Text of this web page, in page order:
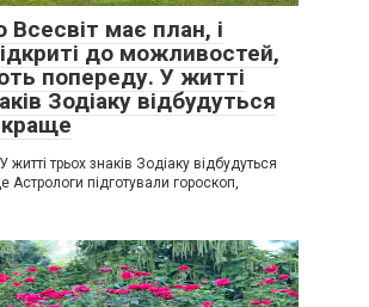
Всесвіт має план, і
до можливостей,
попереду. У житті
Зодіаку відбудуться
краще
трьох знаків Зодіаку відбудуться
Астрологи підготували гороскоп,